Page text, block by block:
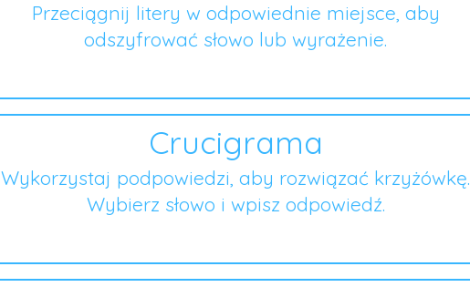
Przeciągnij litery w odpowiednie miejsce, aby
odszyfrować słowo lub wyrażenie.
Crucigrama
Wykorzystaj podpowiedzi, aby rozwiązać krzyżówkę.
Wybierz słowo i wpisz odpowiedź.